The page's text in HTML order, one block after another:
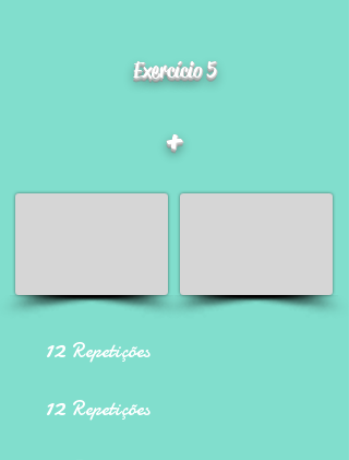
Exercício 5
+
12 Repetições
12 Repetições